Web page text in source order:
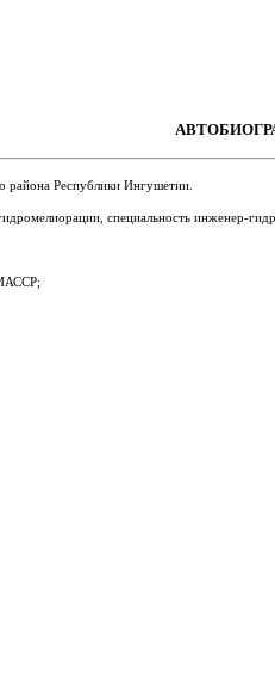
района Республики Ингушетии.
специальность инженер-